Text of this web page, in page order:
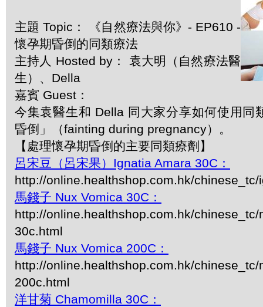
主題 Topic： 《自然療法與你》- EP610 -
懷孕期昏倒的同類療法
主持人 Hosted by： 袁大明（自然療法醫
生）、Della
嘉賓 Guest：
今集袁醫生和 Della 同大家分享如何使用同
昏倒」（fainting during pregnancy）。
【處理懷孕期昏倒的主要同類療劑】
呂宋豆（呂宋果）Ignatia Amara 30C：
http://online.healthshop.com.hk/chinese_tc/
馬錢子 Nux Vomica 30C：
http://online.healthshop.com.hk/chinese_tc/
30c.html
馬錢子 Nux Vomica 200C：
http://online.healthshop.com.hk/chinese_tc/
200c.html
洋甘菊 Chamomilla 30C：